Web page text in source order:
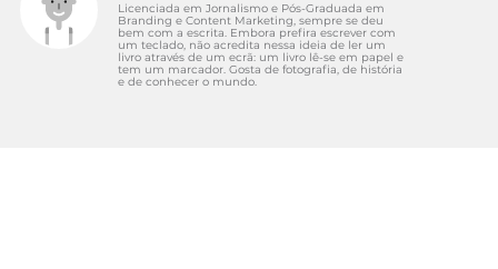
Licenciada em Jornalismo e Pós-Graduada em
Branding e Content Marketing, sempre se deu
bem com a escrita. Embora prefira escrever com
um teclado, não acredita nessa ideia de ler um
livro através de um ecrã: um livro lê-se em papel e
tem um marcador. Gosta de fotografia, de história
e de conhecer o mundo.